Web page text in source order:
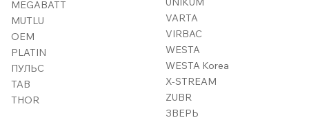
MEGABATT
MUTLU
OEM
PLATIN
ПУЛЬС
TAB
THOR
VARTA
VIRBAC
WESTA
WESTA Korea
X-STREAM
ZUBR
ЗВЕРЬ